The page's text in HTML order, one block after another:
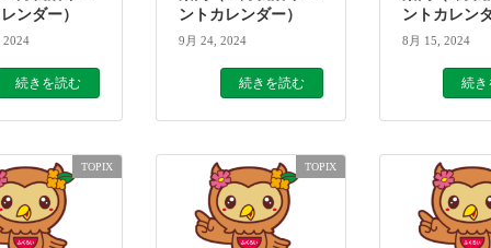
ンダー）
2024
続きを読む
ントカレンダー）
9月 24, 2024
続きを読む
ントカレン
8月 15, 2024
続き
TOPIX TOPIX